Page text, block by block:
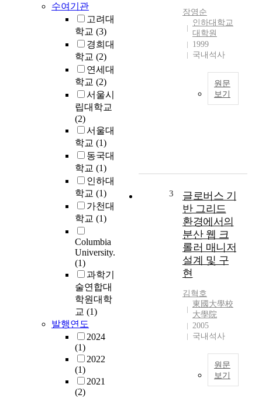
수여기관
고려대
학교 (3)
경희대
학교 (2)
연세대
학교 (2)
서울시
립대학교
(2)
서울대
학교 (1)
동국대
학교 (1)
인하대
학교 (1)
가천대
학교 (1)
Columbia
University.
(1)
과학기
술연합대
학원대학
교 (1)
발행연도
2024
(1)
2022
(1)
2021
(2)
장영순
인하대학교
대학원
1999
국내석사
원문
보기
실
3
글로버스 기
반 그리드
환경에서의
분산 웹 크
롤러 매니저
설계 및 구
현
김혁호
東國大學校
大學院
2005
국내석사
원문
보기